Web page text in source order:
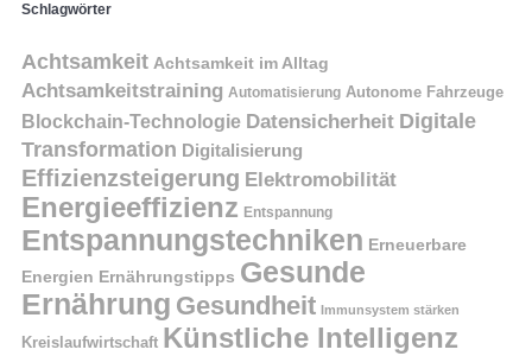
Schlagwörter
Achtsamkeit Achtsamkeit im Alltag
Achtsamkeitstraining Automatisierung Autonome Fahrzeuge
Blockchain-Technologie Datensicherheit Digitale
Transformation Digitalisierung
Effizienzsteigerung Elektromobilität
Energieeffizienz Entspannung
Entspannungstechniken Erneuerbare
Energien Ernährungstipps Gesunde
Ernährung Gesundheit Immunsystem stärken
Kreislaufwirtschaft Künstliche Intelligenz